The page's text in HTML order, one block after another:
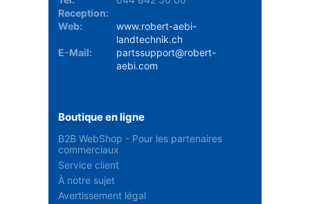
Reception:
Web:
www.robert-aebi-
landtechnik.ch
E-Mail:
partssupport@robert-
aebi.com
Boutique en ligne
B2B WebShop - Pour les partenaires
commerciaux
Service client
À notre sujet
Avertissement légal